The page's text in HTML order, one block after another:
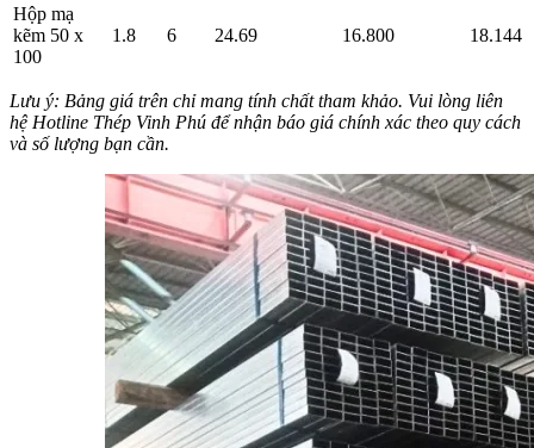
Hộp mạ
kẽm 50 x
100
1.8 6 24.69 16.800 18.144
Lưu ý: Bảng giá trên chỉ mang tính chất tham khảo. Vui lòng liên
hệ Hotline Thép Vinh Phú để nhận báo giá chính xác theo quy cách
và số lượng bạn cần.